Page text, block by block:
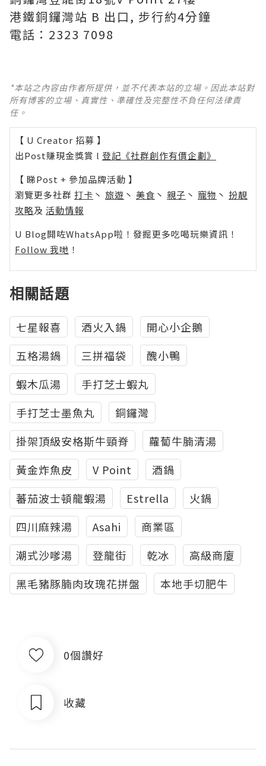
港鐵銅鑼灣站 B 出口, 步行約4分鐘
電話：2323 7098
*本站之內容由作者所提供，並不代表本站的立場。因此本站對
所有博客的立場、真實性、準確性及完整性不負任何法律責
任。
【 U Creator 招募 】
出Post賺現金獎賞 l 登記《社群創作有價企劃》
【 睇Post + 參加品牌活動 】
瀏覽更多社群 打卡 丶 旅遊 丶 美食 丶 親子 丶 寵物 丶 扮靚
攻略及 活動情報
U Blog開咗WhatsApp啦！發掘更多吃喝玩樂資訊！
Follow 我哋 ！
相關話題
七星報喜 酒火入鍋
開心小企鵝
五格湯鍋
三拼福袋
醜小鴨
蝦木瓜湯
手打芝士蝦丸
手打芝士墨魚丸
銅鑼灣
掛架頂級安格斯牛頸脊
蘿蔔牛腩清湯
黃金炸魚皮
V Point
酒鍋
蕃茄波士頓龍蝦湯
Estrella
火鍋
四川麻辣湯
Asahi
商業區
潮式沙嗲湯
登龍街 乾冰
高級商廈
黑毛豬豚腩肉玫瑰花拼盤
本地手切肥牛
0個讚好
收藏